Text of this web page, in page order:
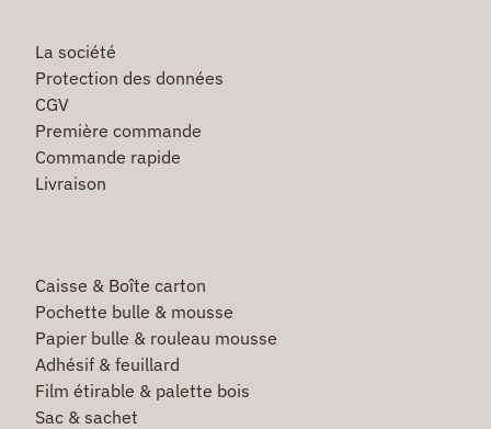
La société
Protection des données
CGV
Première commande
Commande rapide
Livraison
Caisse & Boîte carton
Pochette bulle & mousse
Papier bulle & rouleau mousse
Adhésif & feuillard
Film étirable & palette bois
Sac & sachet